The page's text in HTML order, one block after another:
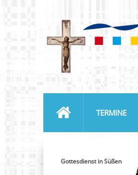
TERMINE
Gottesdienst in Süßen